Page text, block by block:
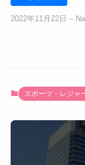
2022年11月22日 ‒
スポーツ・レジャ